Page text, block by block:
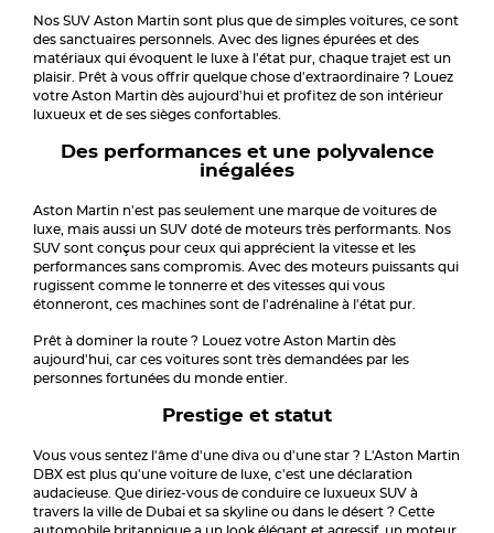
Nos SUV Aston Martin sont plus que de simples voitures, ce sont
des sanctuaires personnels. Avec des lignes épurées et des
matériaux qui évoquent le luxe à l'état pur, chaque trajet est un
plaisir. Prêt à vous offrir quelque chose d'extraordinaire ? Louez
votre Aston Martin dès aujourd'hui et profitez de son intérieur
luxueux et de ses sièges confortables.
Des performances et une polyvalence
inégalées
Aston Martin n'est pas seulement une marque de voitures de
luxe, mais aussi un SUV doté de moteurs très performants. Nos
SUV sont conçus pour ceux qui apprécient la vitesse et les
performances sans compromis. Avec des moteurs puissants qui
rugissent comme le tonnerre et des vitesses qui vous
étonneront, ces machines sont de l'adrénaline à l'état pur.
Prêt à dominer la route ? Louez votre Aston Martin dès
aujourd'hui, car ces voitures sont très demandées par les
personnes fortunées du monde entier.
Prestige et statut
Vous vous sentez l'âme d'une diva ou d'une star ? L'Aston Martin
DBX est plus qu'une voiture de luxe, c'est une déclaration
audacieuse. Que diriez-vous de conduire ce luxueux SUV à
travers la ville de Dubai et sa skyline ou dans le désert ? Cette